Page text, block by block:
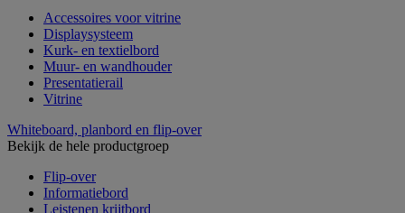
Accessoires voor vitrine
Displaysysteem
Kurk- en textielbord
Muur- en wandhouder
Presentatierail
Vitrine
Whiteboard, planbord en flip-over
Bekijk de hele productgroep
Flip-over
Informatiebord
Leistenen krijtbord